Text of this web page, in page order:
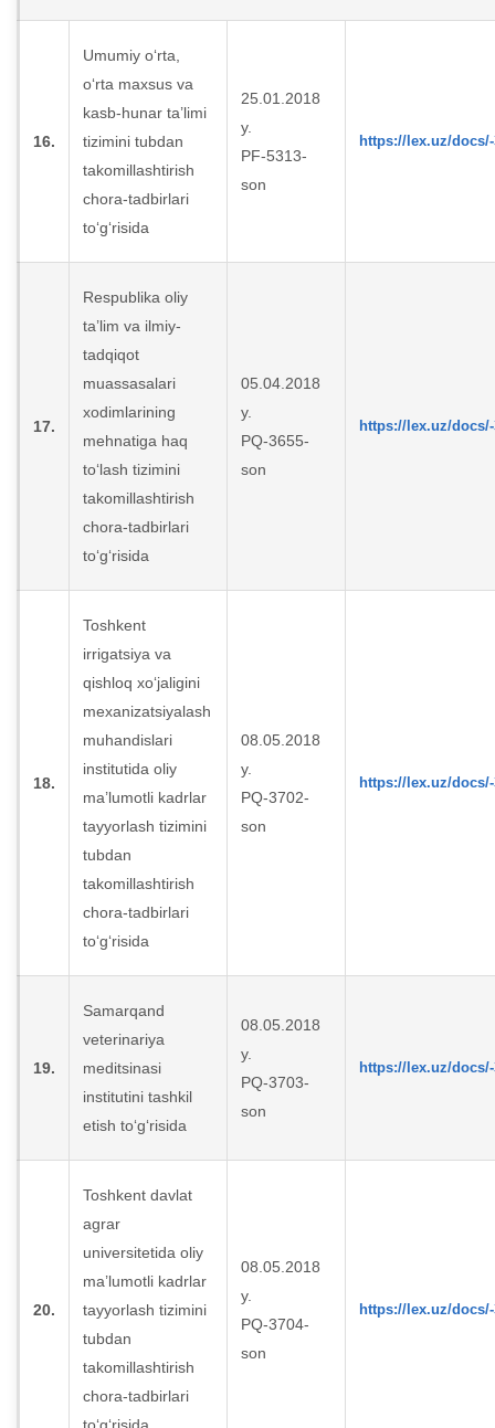
16.
Umumiy o‘rta,
o‘rta maxsus va
kasb-hunar ta’limi
tizimini tubdan
takomillashtirish
chora-tadbirlari
to‘g‘risida
25.01.2018
y.
PF-5313-
son
https://lex.uz/docs/-
17.
Respublika oliy
ta’lim va ilmiy-
tadqiqot
muassasalari
xodimlarining
mehnatiga haq
to‘lash tizimini
takomillashtirish
chora-tadbirlari
to‘g‘risida
05.04.2018
y.
PQ-3655-
son
https://lex.uz/docs/-
18.
Toshkent
irrigatsiya va
qishloq xo‘jaligini
mexanizatsiyalash
muhandislari
institutida oliy
ma’lumotli kadrlar
tayyorlash tizimini
tubdan
takomillashtirish
chora-tadbirlari
to‘g‘risida
08.05.2018
y.
PQ-3702-
son
https://lex.uz/docs/-
19.
Samarqand
veterinariya
meditsinasi
institutini tashkil
etish to‘g‘risida
08.05.2018
y.
PQ-3703-
son
https://lex.uz/docs/-
20.
Toshkent davlat
agrar
universitetida oliy
ma’lumotli kadrlar
tayyorlash tizimini
tubdan
takomillashtirish
chora-tadbirlari
08.05.2018
y.
PQ-3704-
son
https://lex.uz/docs/-